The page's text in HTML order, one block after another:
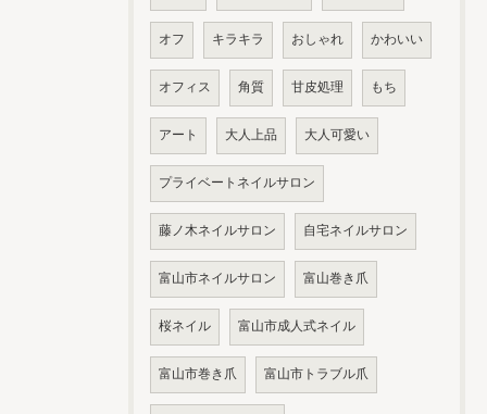
オフ キラキラ おしゃれ かわいい
オフィス 角質 甘皮処理 もち
アート 大人上品 大人可愛い
プライベートネイルサロン
藤ノ木ネイルサロン 自宅ネイルサロン
富山市ネイルサロン 富山巻き爪
桜ネイル 富山市成人式ネイル
富山市巻き爪 富山市トラブル爪